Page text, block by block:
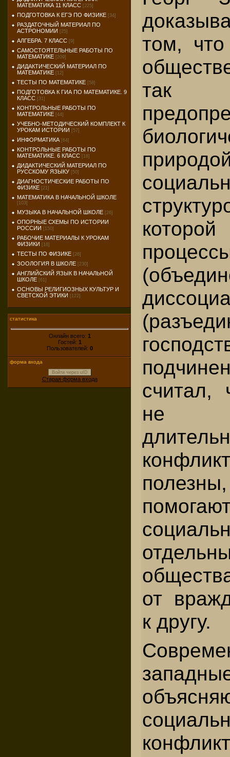
МАТЕМАТИКА 11 КЛАСС [225]
ПОДГОТОВКА К ЕГЭ ПО ФИЗИКЕ [34]
РАЗДАТОЧНЫЙ МАТЕРИАЛ ПО
АСТРОНОМИИ [25]
АЛГЕБРА. 7 КЛАСС [9]
САМОСТОЯТЕЛЬНЫЕ РАБОТЫ ПО
МАТЕМАТИКЕ [209]
ДИДАКТИЧЕСКИЙ МАТЕРИАЛ ПО
МАТЕМАТИКЕ [12]
ТЕСТЫ ПО МАТЕМАТИКЕ [58]
ПОДГОТОВКА К ГИА ПО МАТЕМАТИКЕ. 9
КЛАСС [31]
КОНТРОЛЬНЫЕ РАБОТЫ ПО
МАТЕМАТИКЕ [44]
УЧЕБНО-МЕТОДИЧЕСКИЙ КОМПЛЕКТ К
УРОКАМ ИСТОРИИ [57]
ИНФОРМАТИКА [64]
КОНТРОЛЬНЫЕ РАБОТЫ ПО
МАТЕМАТИКЕ. 6 КЛАСС [18]
ДИДАКТИЧЕСКИЙ МАТЕРИАЛ ПО
РУССКОМУ ЯЗЫКУ [50]
ДИАГНОСТИЧЕСКИЕ РАБОТЫ ПО
ФИЗИКЕ [21]
МАТЕМАТИКА В НАЧАЛЬНОЙ ШКОЛЕ
[103]
МУЗЫКА В НАЧАЛЬНОЙ ШКОЛЕ [26]
ОПОРНЫЕ СХЕМЫ ПО ИСТОРИИ
РОССИИ [150]
РАБОЧИЕ МАТЕРИАЛЫ К УРОКАМ
ФИЗИКИ [18]
ТЕСТЫ ПО ФИЗИКЕ [26]
ЗООЛОГИЯ В ШКОЛЕ [230]
АНГЛИЙСКИЙ ЯЗЫК В НАЧАЛЬНОЙ
ШКОЛЕ [61]
ОСНОВЫ РЕЛИГИОЗНЫХ КУЛЬТУР И
СВЕТСКОЙ ЭТИКИ [122]
статистика
Онлайн всего: 1
Гостей: 1
Пользователей: 0
форма входа
Войти через uID
Старая форма входа
том,
так
считал,
не
от
к другу.